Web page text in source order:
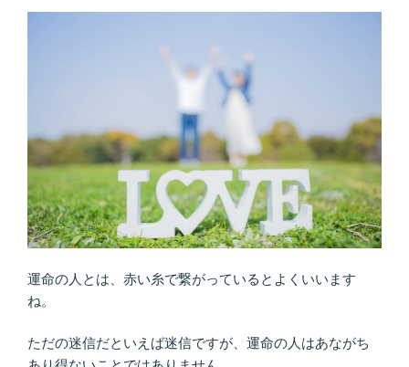
な
長
続
き
す
る？
せ
に
れ
る？”
運命の人とは、赤い糸で繋がっているとよくいいます
ね。
ただの迷信だといえば迷信ですが、運命の人はあながち